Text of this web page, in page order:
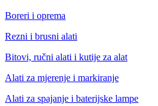
Boreri i oprema
Rezni i brusni alati
Bitovi, ručni alati i kutije za alat
Alati za mjerenje i markiranje
Alati za spajanje i baterijske lampe